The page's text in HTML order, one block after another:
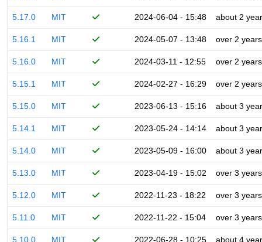
5.17.0 MIT 2024-06-04 - 15:48 about 2
5.16.1 MIT 2024-05-07 - 13:48 over 2 years
5.16.0 MIT 2024-03-11 - 12:55 over 2 years
5.15.1 MIT 2024-02-27 - 16:29 over 2 years
5.15.0 MIT 2023-06-13 - 15:16 about 3
5.14.1 MIT 2023-05-24 - 14:14 about 3
5.14.0 MIT 2023-05-09 - 16:00 about 3
5.13.0 MIT 2023-04-19 - 15:02 over 3 years
5.12.0 MIT 2022-11-23 - 18:22 over 3 years
5.11.0 MIT 2022-11-22 - 15:04 over 3 years
5.10.0 MIT 2022-06-28 - 10:25 about 4